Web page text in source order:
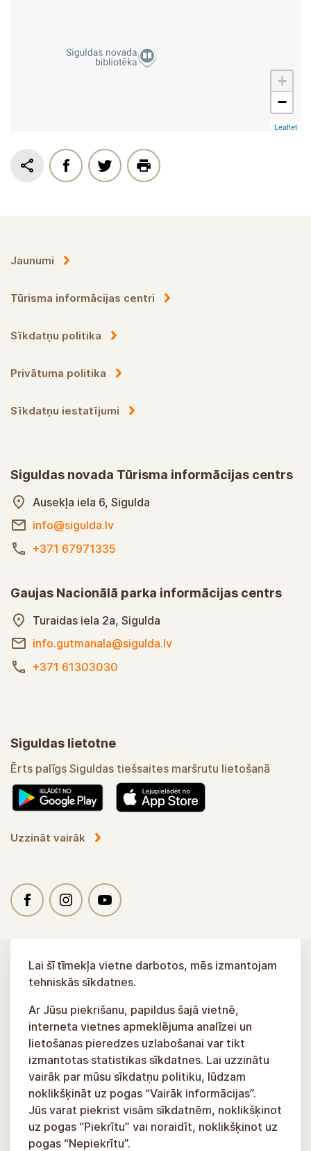
+
−
Leaflet
Jaunumi
Tūrisma informācijas centri
Sīkdatņu politika
Privātuma politika
Sīkdatņu iestatījumi
Siguldas novada Tūrisma informācijas centrs
Ausekļa iela 6, Sigulda
info@sigulda.lv
+371 67971335
Gaujas Nacionālā parka informācijas centrs
Turaidas iela 2a, Sigulda
info.gutmanala@sigulda.lv
+371 61303030
Siguldas lietotne
Ērts palīgs Siguldas tiešsaites maršrutu lietošanā
Uzzināt vairāk
Lai šī tīmekļa vietne darbotos, mēs izmantojam
tehniskās sīkdatnes.
Ar Jūsu piekrišanu, papildus šajā vietnē,
interneta vietnes apmeklējuma analīzei un
lietošanas pieredzes uzlabošanai var tikt
izmantotas statistikas sīkdatnes. Lai uzzinātu
vairāk par mūsu sīkdatņu politiku, lūdzam
noklikšķināt uz pogas “Vairāk informācijas”.
Jūs varat piekrist visām sīkdatnēm, noklikšķinot
uz pogas “Piekrītu” vai noraidīt, noklikšķinot uz
pogas “Nepiekrītu”.